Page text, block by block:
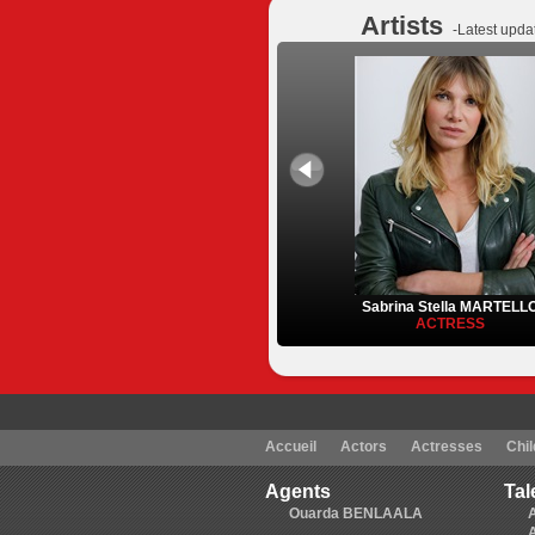
Artists -Latest
Sabrina Stella
ACTRESS
Accueil Actors Actresses
Agents
Ouarda BENLAALA